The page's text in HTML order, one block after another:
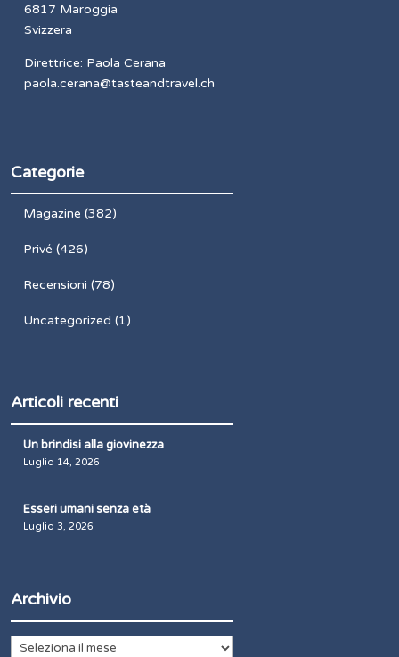
6817 Maroggia
Svizzera
Direttrice: Paola Cerana
paola.cerana@tasteandtravel.ch
Categorie
Magazine (382)
Privé (426)
Recensioni (78)
Uncategorized (1)
Articoli recenti
Un brindisi alla giovinezza
Luglio 14, 2026
Esseri umani senza età
Luglio 3, 2026
Archivio